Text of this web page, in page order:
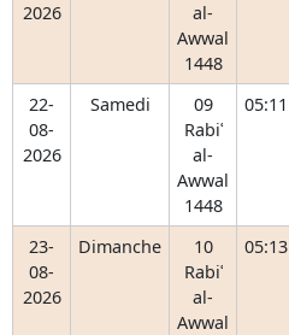
2026
al-
Awwal
1448
22-
08-
2026
Samedi
09
Rabiʿ
al-
Awwal
1448
05:11
23-
08-
2026
Dimanche
10
Rabiʿ
al-
Awwal
05:13